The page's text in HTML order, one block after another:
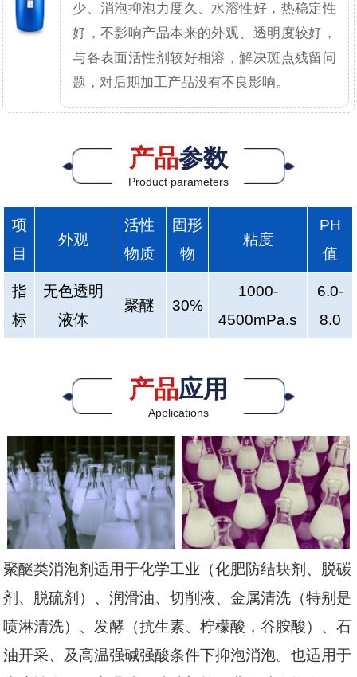
少、消泡抑泡力度久、水溶性好，热稳定性
好，不影响产品本来的外观、透明度较好，
与各表面活性剂较好相溶，解决斑点残留问
题，对后期加工产品没有不良影响。
产品参数
Product parameters
项
目
外观
活性
物质
固形
物
粘度
PH
值
指
标
无色透明
液体
聚醚 30%
1000-
4500mPa.s
6.0-
8.0
产品应用
Applications
聚醚类消泡剂适用于化学工业（化肥防结块剂、脱碳
剂、脱硫剂）、润滑油、切削液、金属清洗（特别是
喷淋清洗）、发酵（抗生素、柠檬酸，谷胺酸）、石
油开采、及高温强碱强酸条件下抑泡消泡。也适用于